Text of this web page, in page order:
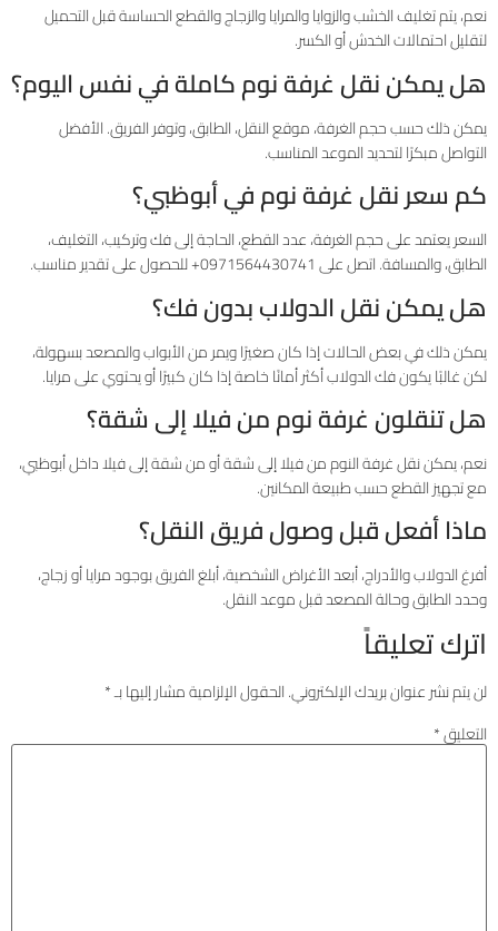
نعم، يتم تغليف الخشب والزوايا والمرايا والزجاج والقطع الحساسة قبل التحميل
لتقليل احتمالات الخدش أو الكسر.
هل يمكن نقل غرفة نوم كاملة في نفس اليوم؟
يمكن ذلك حسب حجم الغرفة، موقع النقل، الطابق، وتوفر الفريق. الأفضل
التواصل مبكرًا لتحديد الموعد المناسب.
كم سعر نقل غرفة نوم في أبوظبي؟
السعر يعتمد على حجم الغرفة، عدد القطع، الحاجة إلى فك وتركيب، التغليف،
الطابق، والمسافة. اتصل على 0971564430741+ للحصول على تقدير مناسب.
هل يمكن نقل الدولاب بدون فك؟
يمكن ذلك في بعض الحالات إذا كان صغيرًا ويمر من الأبواب والمصعد بسهولة،
لكن غالبًا يكون فك الدولاب أكثر أمانًا خاصة إذا كان كبيرًا أو يحتوي على مرايا.
هل تنقلون غرفة نوم من فيلا إلى شقة؟
نعم، يمكن نقل غرفة النوم من فيلا إلى شقة أو من شقة إلى فيلا داخل أبوظبي،
مع تجهيز القطع حسب طبيعة المكانين.
ماذا أفعل قبل وصول فريق النقل؟
أفرغ الدولاب والأدراج، أبعد الأغراض الشخصية، أبلغ الفريق بوجود مرايا أو زجاج،
وحدد الطابق وحالة المصعد قبل موعد النقل.
اترك تعليقاً
لن يتم نشر عنوان بريدك الإلكتروني.الحقول الإلزامية مشار إليها بـ*
التعليق*